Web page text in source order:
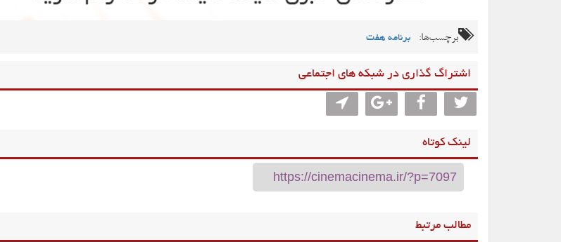
برچسب‌ها: برنامه هفت
اشتراگ گذاری در شبکه های اجتماعی
لینک کوتاه
مطالب مرتبط